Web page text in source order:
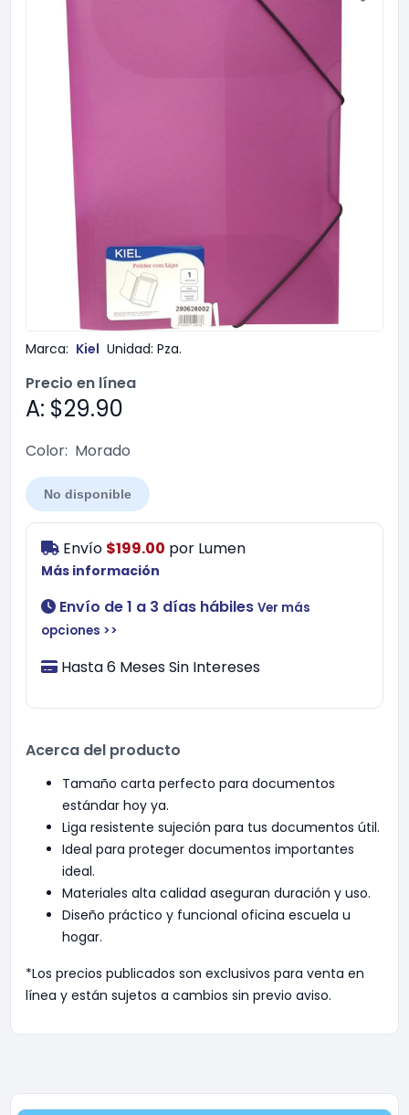
Marca: Kiel Unidad: Pza.
Precio en línea
A: $29.90
Color: Morado
No disponible
Envío $199.00 por Lumen
Más información
Envío de 1 a 3 días hábiles Ver más
opciones >>
Hasta 6 Meses Sin Intereses
Acerca del producto
Tamaño carta perfecto para documentos
estándar hoy ya.
Liga resistente sujeción para tus documentos útil.
Ideal para proteger documentos importantes
ideal.
Materiales alta calidad aseguran duración y uso.
Diseño práctico y funcional oficina escuela u
hogar.
*Los precios publicados son exclusivos para venta en
línea y están sujetos a cambios sin previo aviso.